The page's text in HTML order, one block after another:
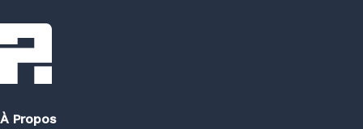
À Propos